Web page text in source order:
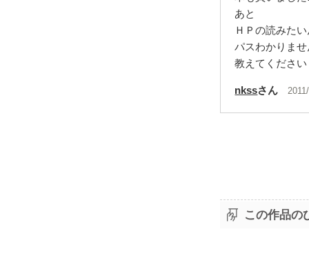
あと
ＨＰの読みた
パスわかりま
教えてくださ
nkssさん
この作品の